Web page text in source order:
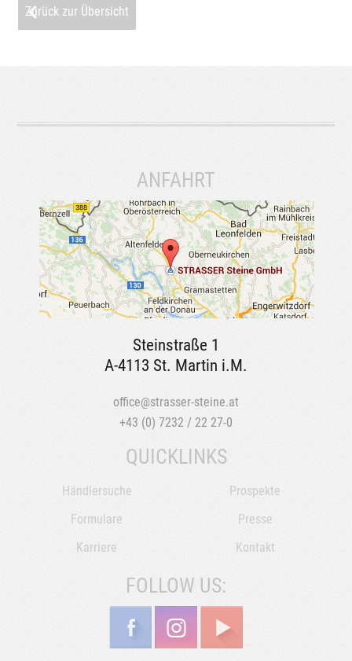
Zurück zur Übersicht
ANFAHRT
Steinstraße 1
A-4113 St. Martin i.M.
office@strasser-steine.at
+43 (0) 7232 / 22 27-0
QUICKLINKS
Händlersuche
Prospekte
Formulare
Presse
Karriere
Kontakt
FOLLOW US: